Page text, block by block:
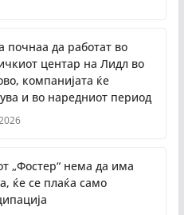
почнаа да работат во
центар на Лидл во
компанијата ќе
и во наредниот период
„Фостер“ нема да има
ќе се плаќа само